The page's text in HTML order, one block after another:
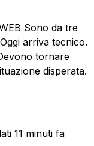
Sono da tre
arriva tecnico.
tornare
disperata.
11 minuti fa